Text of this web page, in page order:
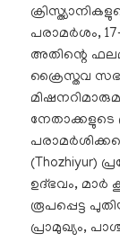
പരാമർശം,
അതിന്റെ
ക്രൈസ്തവ
നേതാക്കളുടെ
(Thozhiyur)
ഉദ്ഭവം,
രൂപപ്പെട്ട
പ്രാമുഖ്യം,